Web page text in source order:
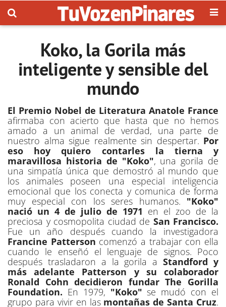
Koko, la Gorila más
inteligente y sensible del
mundo
El Premio Nobel de Literatura Anatole France
afirmaba con acierto que hasta que no hemos
amado a un animal de verdad, una parte de
nuestro alma sigue realmente sin despertar. Por
eso hoy quiero contarles la tierna y
maravillosa historia de "Koko", una gorila de
una simpatía única que demostró al mundo que
los animales poseen una especial inteligencia
emocional que los conecta y comunica de forma
muy especial con los seres humanos. "Koko"
nació un 4 de julio de 1971 en el zoo de la
preciosa y cosmopolita ciudad de San Francisco.
Fue un año después cuando la investigadora
Francine Patterson comenzó a trabajar con ella
cuando le enseñó el lenguaje de signos. Poco
después trasladaron a la gorila aStandford y
más adelante Patterson y su colaborador
Ronald Cohn decidieron fundar The Gorilla
Foundation. En 1979, "Koko" se mudó con el
grupo para vivir en las montañas de Santa Cruz.